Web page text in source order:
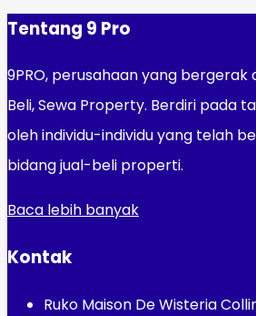
Tentang 9 Pro
9PRO, perusahaan yang bergerak
Beli, Sewa Property. Berdiri pada
oleh individu-individu yang telah
bidang jual-beli properti.
Baca lebih banyak
Kontak
Ruko Maison De Wisteria